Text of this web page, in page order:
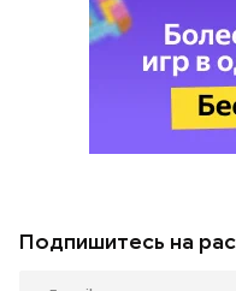
Подпишитесь на